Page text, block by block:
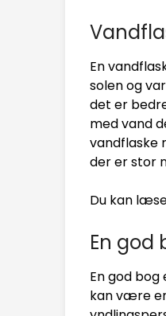
En
solen og
det er
med vand
vandflaske
der er stor
Du kan
En god
En god
kan være